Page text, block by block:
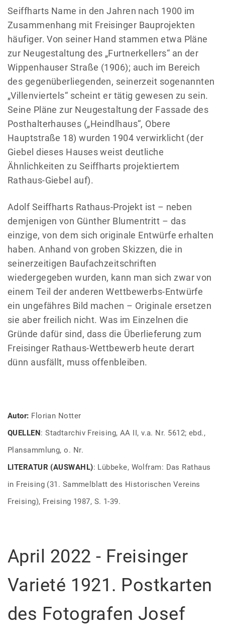
Seiffharts Name in den Jahren nach 1900 im
Zusammenhang mit Freisinger Bauprojekten
häufiger. Von seiner Hand stammen etwa Pläne
zur Neugestaltung des „Furtnerkellers“ an der
Wippenhauser Straße (1906); auch im Bereich
des gegenüberliegenden, seinerzeit sogenannten
„Villenviertels“ scheint er tätig gewesen zu sein.
Seine Pläne zur Neugestaltung der Fassade des
Posthalterhauses („Heindlhaus“, Obere
Hauptstraße 18) wurden 1904 verwirklicht (der
Giebel dieses Hauses weist deutliche
Ähnlichkeiten zu Seiffharts projektiertem
Rathaus-Giebel auf).
Adolf Seiffharts Rathaus-Projekt ist – neben
demjenigen von Günther Blumentritt – das
einzige, von dem sich originale Entwürfe erhalten
haben. Anhand von groben Skizzen, die in
seinerzeitigen Baufachzeitschriften
wiedergegeben wurden, kann man sich zwar von
einem Teil der anderen Wettbewerbs-Entwürfe
ein ungefähres Bild machen – Originale ersetzen
sie aber freilich nicht. Was im Einzelnen die
Gründe dafür sind, dass die Überlieferung zum
Freisinger Rathaus-Wettbewerb heute derart
dünn ausfällt, muss offenbleiben.
Autor: Florian Notter
QUELLEN : Stadtarchiv Freising, AA II, v.a. Nr. 5612; ebd.,
Plansammlung, o. Nr.
LITERATUR (AUSWAHL): Lübbeke, Wolfram: Das Rathaus
in Freising (31. Sammelblatt des Historischen Vereins
Freising), Freising 1987, S. 1-39.
April 2022 - Freisinger
Varieté 1921. Postkarten
des Fotografen Josef